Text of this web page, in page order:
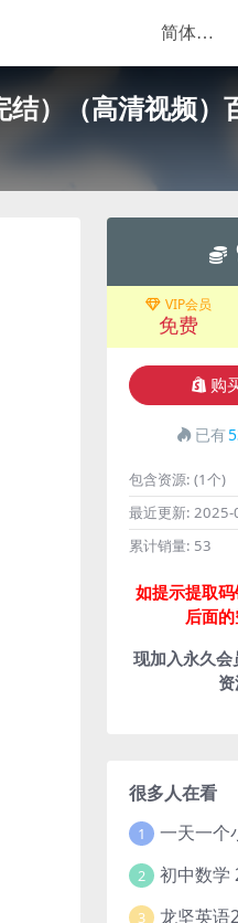
）（高清视频）
VIP会员
免费
购
已有
包含资源: (1个)
最近更新: 2025-
累计销量: 53
如提示提取
后面
现加入永久
很多人在看
1
2
3